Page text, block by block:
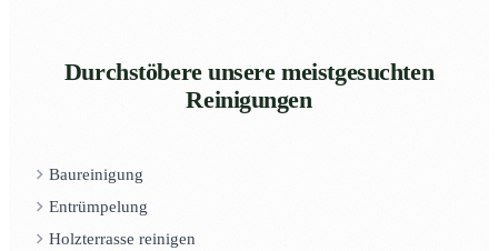
Durchstöbere unsere meistgesuchten
Reinigungen
Baureinigung
Entrümpelung
Holzterrasse reinigen